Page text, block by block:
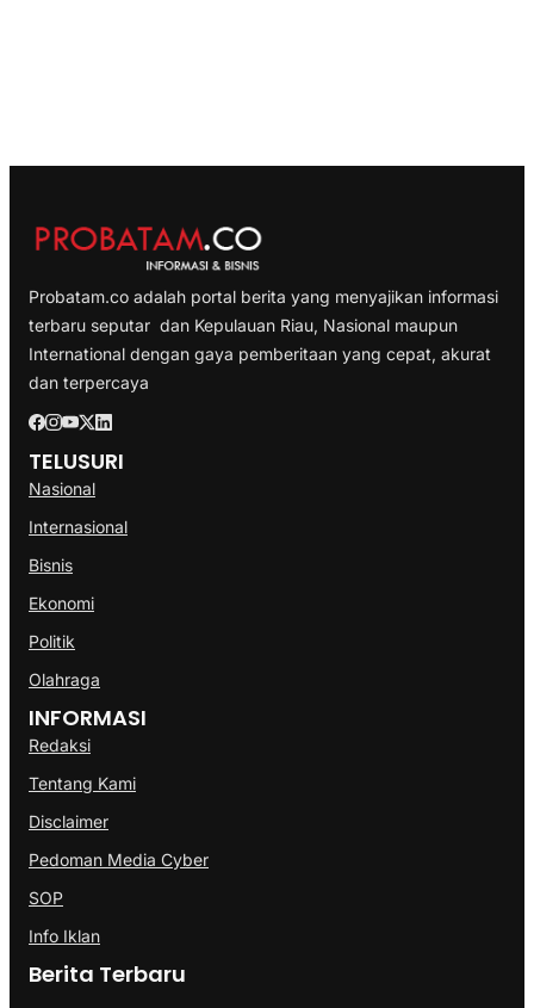
Probatam.co adalah portal berita yang menyajikan informasi
terbaru seputar dan Kepulauan Riau, Nasional maupun
International dengan gaya pemberitaan yang cepat, akurat
dan terpercaya
TELUSURI
Nasional
Internasional
Bisnis
Ekonomi
Politik
Olahraga
INFORMASI
Redaksi
Tentang Kami
Disclaimer
Pedoman Media Cyber
SOP
Info Iklan
Berita Terbaru